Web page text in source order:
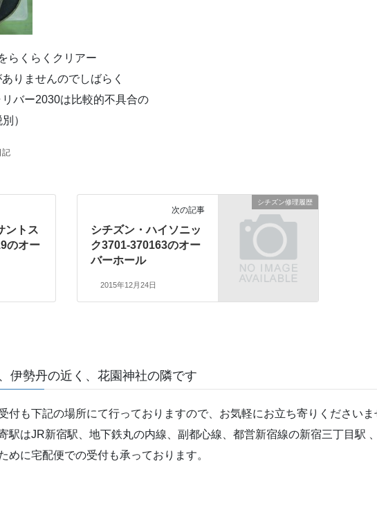
らくらくクリアー
りませんのでしばらく
バー2030は比較的不具合の
）
記
ントス
のオー
シチズン修理履歴
次の記事
シチズン・ハイソニッ
ク3701-370163のオー
バーホール
2015年12月24日
伊勢丹の近く、花園神社の隣です
付も下記の場所にて行っておりますので、お気軽にお立ち寄りください
駅はJR新宿駅、地下鉄丸の内線、副都心線、都営新宿線の新宿三丁目駅
めに宅配便での受付も承っております。